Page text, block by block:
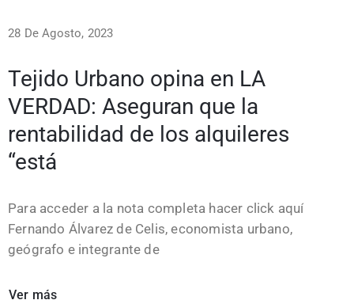
28 De Agosto, 2023
Tejido Urbano opina en LA
VERDAD: Aseguran que la
rentabilidad de los alquileres
“está
Para acceder a la nota completa hacer click aquí
Fernando Álvarez de Celis, economista urbano,
geógrafo e integrante de
Ver más